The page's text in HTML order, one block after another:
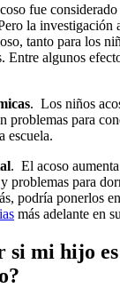
fue
la investigación
tanto para los
Entre algunos
. Los niños
problemas para
escuela.
. El acoso
y problemas para
podría ponerlos
más adelante en
si mi hijo